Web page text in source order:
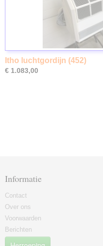
Itho luchtgordijn (452)
€ 1.083,00
Informatie
Contact
Over ons
Voorwaarden
Berichten